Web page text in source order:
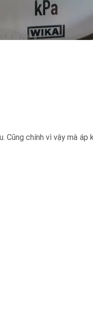
chính vì vậy mà